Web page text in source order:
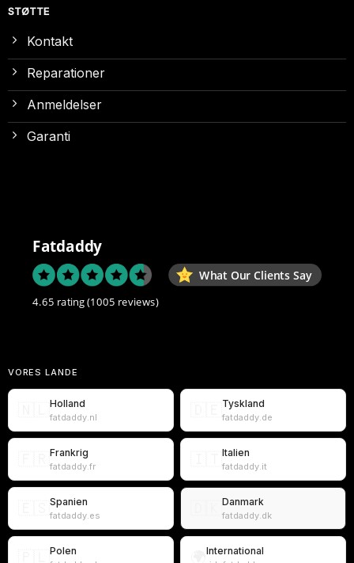
STØTTE
Kontakt
Reparationer
Anmeldelser
Garanti
Fatdaddy
What Our Clients Say
4.65 rating(1005 reviews)
VORES LANDE
Holland
fatdaddy.nl
Tyskland
fatdaddy.de
Frankrig
fatdaddy.fr
Italien
fatdaddy.it
Spanien
fatdaddy.es
Danmark
fatdaddy.dk
Polen International